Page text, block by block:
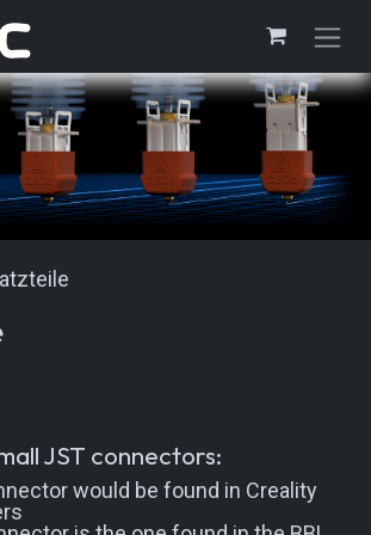
JST connectors:
would be found in Creality